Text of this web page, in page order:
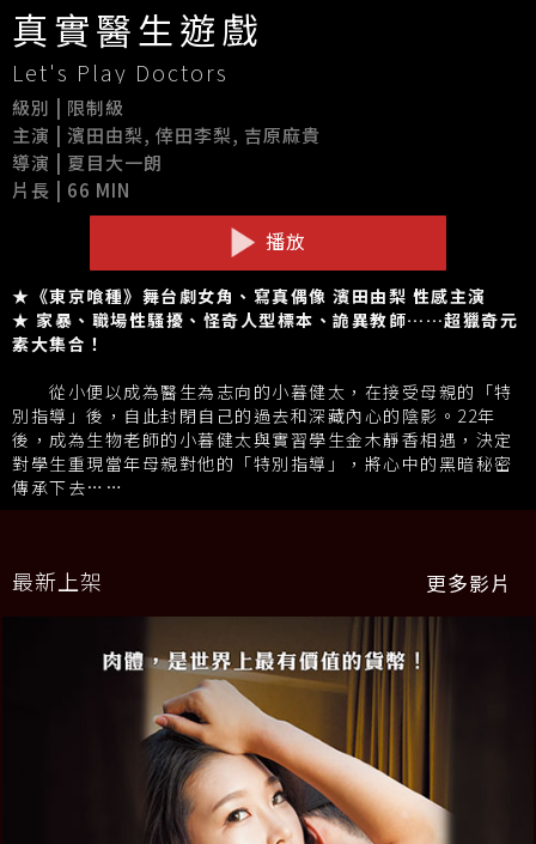
真實醫生遊戲
Let's Play Doctors
級別 | 限制級
主演 | 濱田由梨, 倖田李梨, 吉原麻貴
導演 | 夏目大一朗
片長 | 66 MIN
播放
★《東京喰種》舞台劇女角、寫真偶像 濱田由梨 性感主演
★ 家暴、職場性騷擾、怪奇人型標本、詭異教師……超獵奇元
素大集合！
從小便以成為醫生為志向的小暮健太，在接受母親的「特
別指導」後，自此封閉自己的過去和深藏內心的陰影。22年
後，成為生物老師的小暮健太與實習學生金木靜香相遇，決定
對學生重現當年母親對他的「特別指導」，將心中的黑暗秘密
傳承下去……
最新上架 更多影片